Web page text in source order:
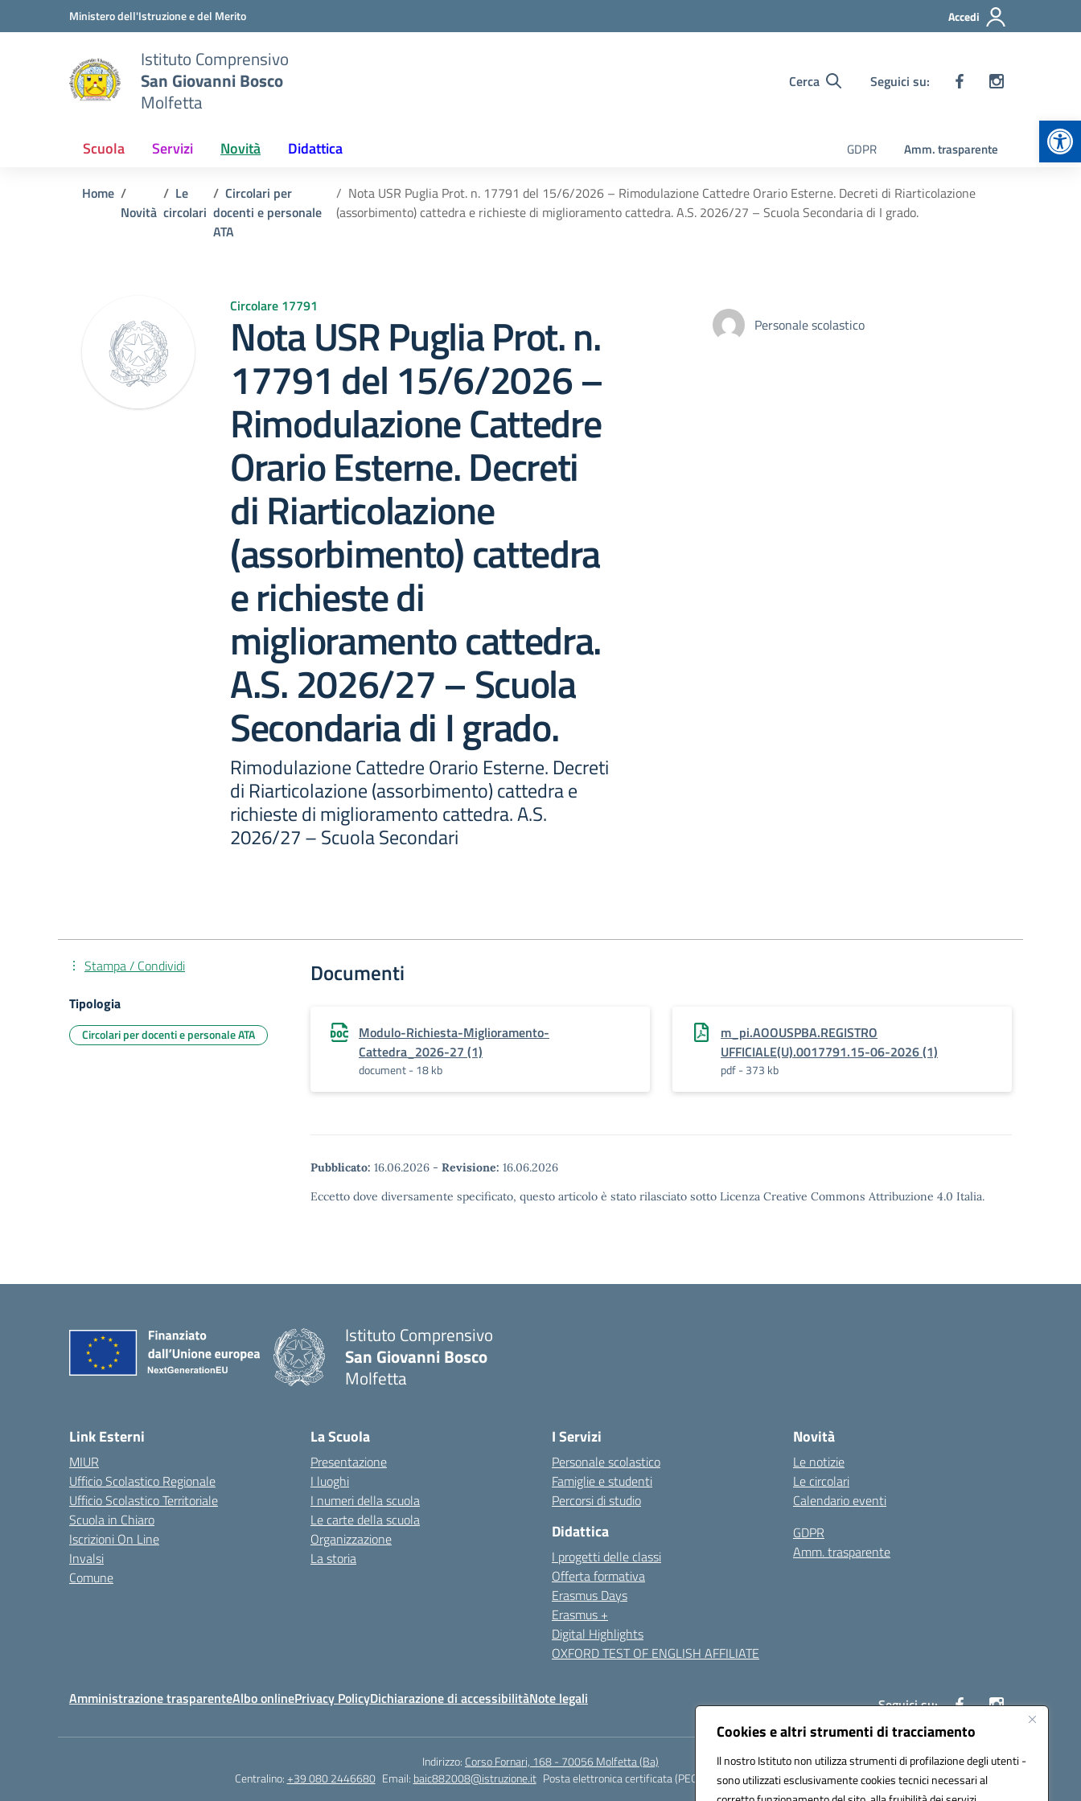
Cookies e altri strumenti di tracciamento
Il nostro Istituto non utilizza strumenti di profilazione degli utenti -
sono utilizzati esclusivamente cookies tecnici necessari al
Vai ai contenuti
Vai al menu di navigazioneMinistero dell'Istruzione e del Merito Accedi
Istituto Comprensivo
San Giovanni Bosco
Molfetta
Cerca Seguici su:
Scuola Servizi Novità Didattica GDPR Amm. trasparente
Home
Novità
Le
circolari
Circolari per
docenti e personale
ATA
Nota USR Puglia Prot. n. 17791 del 15/6/2026 – Rimodulazione Cattedre Orario Esterne. Decreti di Riarticolazione
(assorbimento) cattedra e richieste di miglioramento cattedra. A.S. 2026/27 – Scuola Secondaria di I grado.
Circolare 17791
Nota USR Puglia Prot. n.
17791 del 15/6/2026 –
Rimodulazione Cattedre
Orario Esterne. Decreti
di Riarticolazione
(assorbimento) cattedra
e richieste di
miglioramento cattedra.
A.S. 2026/27 – Scuola
Secondaria di I grado.
Rimodulazione Cattedre Orario Esterne. Decreti
di Riarticolazione (assorbimento) cattedra e
richieste di miglioramento cattedra. A.S.
2026/27 – Scuola Secondari
Personale scolastico
Documenti
Modulo-Richiesta-Miglioramento-
Cattedra_2026-27 (1)
document - 18 kb
m_pi.AOOUSPBA.REGISTRO
UFFICIALE(U).0017791.15-06-2026 (1)
pdf - 373 kb
Pubblicato: 16.06.2026 - Revisione: 16.06.2026
Eccetto dove diversamente specificato, questo articolo è stato rilasciato sotto Licenza Creative Commons Attribuzione 4.0 Italia.
Stampa / Condividi
Tipologia
Circolari per docenti e personale ATA
Istituto Comprensivo
San Giovanni Bosco
Molfetta
Link Esterni
MIUR
Ufficio Scolastico Regionale
Ufficio Scolastico Territoriale
Scuola in Chiaro
Iscrizioni On Line
Invalsi
Comune
La Scuola
Presentazione
I luoghi
I numeri della scuola
Le carte della scuola
Organizzazione
La storia
I Servizi
Personale scolastico
Famiglie e studenti
Percorsi di studio
Didattica
I progetti delle classi
Offerta formativa
Erasmus Days
Erasmus +
Digital Highlights
OXFORD TEST OF ENGLISH AFFILIATE
Novità
Le notizie
Le circolari
Calendario eventi
GDPR
Amm. trasparente
Amministrazione trasparenteAlbo onlinePrivacy PolicyDichiarazione di accessibilitàNote legali Seguici su:
Indirizzo: Corso Fornari, 168 - 70056 Molfetta (Ba)
Centralino:+39 080 2446680 Email: baic882008@istruzione.it Posta elettronica certificata (PEC):
baic882008@pec.istruzione.it